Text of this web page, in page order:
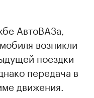
АвтоВАЗа,
возникли
поездки
передача в
движения.